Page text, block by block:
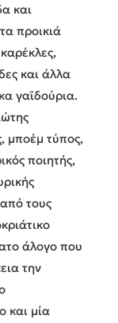
και
προικιά
και άλλα
γαϊδούρια.
μποέμ τύπος,
ποιητής,
τους
άλογο που
την
και μία